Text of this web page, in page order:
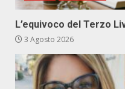
L’equivoco del Terzo
3 Agosto 2026